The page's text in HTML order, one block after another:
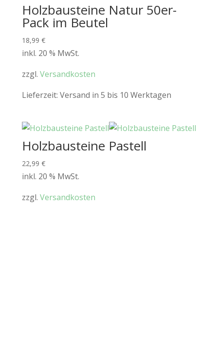
Holzbausteine Natur 50er-
Pack im Beutel
18,99 €
inkl. 20 % MwSt.
zzgl. Versandkosten
Lieferzeit: Versand in 5 bis 10 Werktagen
Holzbausteine Pastell
22,99 €
inkl. 20 % MwSt.
zzgl. Versandkosten